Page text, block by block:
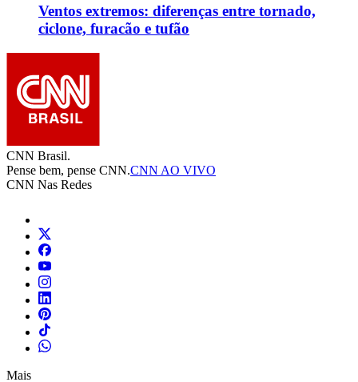
Ventos extremos: diferenças entre tornado,
ciclone, furacão e tufão
CNN Brasil.
Pense bem, pense CNN.CNN AO VIVO
CNN Nas Redes
Mais